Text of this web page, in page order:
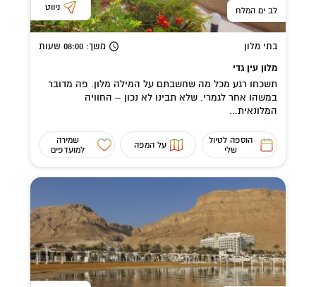
לב ים המלח ניווט
בתי מלון משך: 08:00 שעות
מלון עין גדי
תשכחו רגע מכל מה שחשבתם על המילה מלון. פה מדובר
במשהו אחר לגמרי. שלא תבינו לא נכון – החוויה
המלונאית...
הוספה לטיול
שלי
על המפה
שמירה
למועדפים